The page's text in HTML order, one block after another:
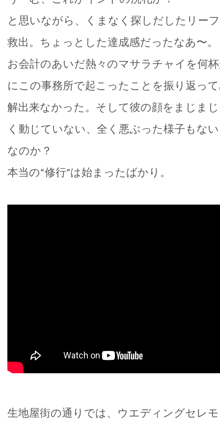
と思いながら、くまなく探しだしたリー
救出。ちょっとした達成感だったなあ〜。
お会計のあいだ熱々のマサラチャイを何
にこの事務所で起こったことを振り返っ
解出来なかった。そして彼の顔をまじま
く動じていない、全く悪ぶった様子もな
なのか？
本当の“修行”は始まったばかり。
生地屋街の通りでは、ウエディングセレ